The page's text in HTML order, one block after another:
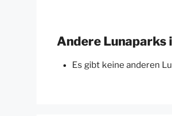
Andere Lunaparks
Es gibt keine anderen